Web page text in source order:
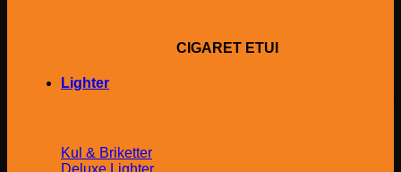
CIGARET ETUI
Lighter
Kul & Briketter